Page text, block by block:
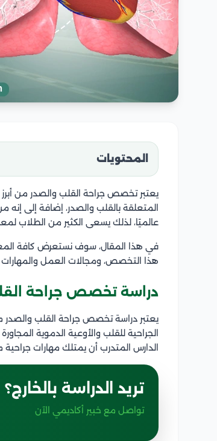
المحتويات
يعتبر تخصص جراحة القلب والصدر من
المتعلقة بالقلب والصدر، إضافة إلى
عالميًا، لذلك يسعى الكثير من الطلاب
في هذا المقال، سوف نستعرض كافة
هذا التخصص، ومجالات العمل والمهارات
دراسة تخصص جراحة
يعتبر دراسة تخصص جراحة القلب
الجراحية للقلب والأوعية الدموية
الدارس المتدرب أن يمتلك مهارات
تريد الدراسة بالخارج؟
تواصل مع خبير أكاديمي الآن